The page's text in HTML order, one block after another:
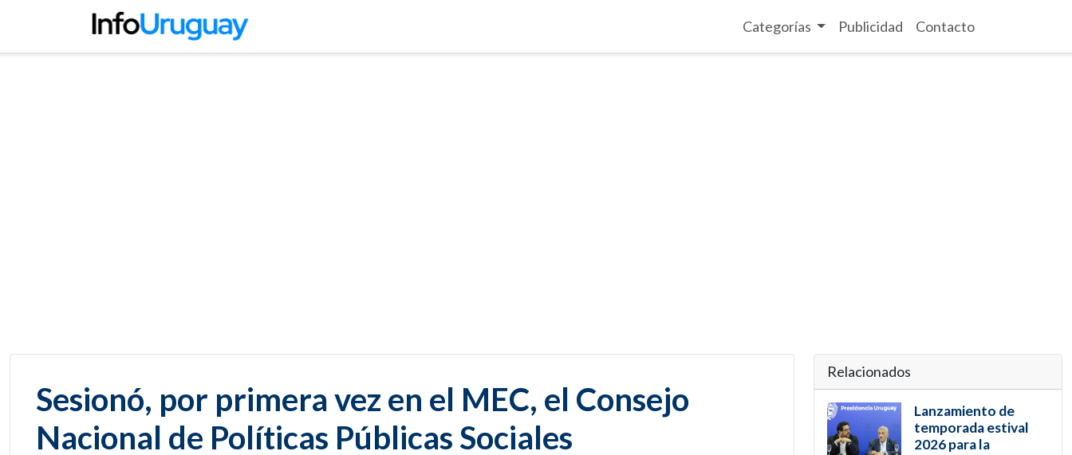
Categorías Publicidad Contacto
Sesionó, por primera vez en el MEC, el Consejo
Nacional de Políticas Públicas Sociales
Relacionados
Lanzamiento de
temporada estival
2026 para la